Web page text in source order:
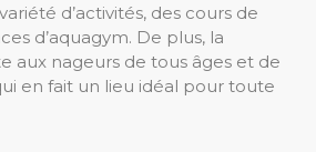
d’activités, des cours de
d’aquagym. De plus, la
aux nageurs de tous âges et de
en fait un lieu idéal pour toute